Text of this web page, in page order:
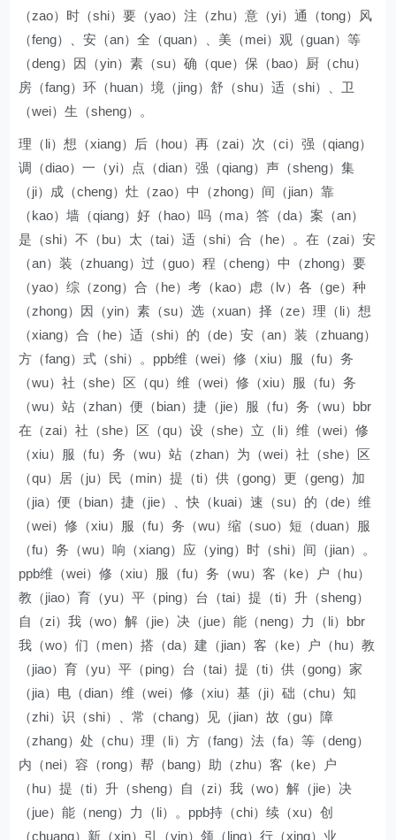
（zao）时（shi）要（yao）注（zhu）意（yi）通（tong）风
（feng）、安（an）全（quan）、美（mei）观（guan）等
（deng）因（yin）素（su）确（que）保（bao）厨（chu）
房（fang）环（huan）境（jing）舒（shu）适（shi）、卫
（wei）生（sheng）。
理（li）想（xiang）后（hou）再（zai）次（ci）强（qiang）
调（diao）一（yi）点（dian）强（qiang）声（sheng）集
（ji）成（cheng）灶（zao）中（zhong）间（jian）靠
（kao）墙（qiang）好（hao）吗（ma）答（da）案（an）
是（shi）不（bu）太（tai）适（shi）合（he）。在（zai）安
（an）装（zhuang）过（guo）程（cheng）中（zhong）要
（yao）综（zong）合（he）考（kao）虑（lv）各（ge）种
（zhong）因（yin）素（su）选（xuan）择（ze）理（li）想
（xiang）合（he）适（shi）的（de）安（an）装（zhuang）
方（fang）式（shi）。ppb维（wei）修（xiu）服（fu）务
（wu）社（she）区（qu）维（wei）修（xiu）服（fu）务
（wu）站（zhan）便（bian）捷（jie）服（fu）务（wu）bbr
在（zai）社（she）区（qu）设（she）立（li）维（wei）修
（xiu）服（fu）务（wu）站（zhan）为（wei）社（she）区
（qu）居（ju）民（min）提（ti）供（gong）更（geng）加
（jia）便（bian）捷（jie）、快（kuai）速（su）的（de）维
（wei）修（xiu）服（fu）务（wu）缩（suo）短（duan）服
（fu）务（wu）响（xiang）应（ying）时（shi）间（jian）。
ppb维（wei）修（xiu）服（fu）务（wu）客（ke）户（hu）
教（jiao）育（yu）平（ping）台（tai）提（ti）升（sheng）
自（zi）我（wo）解（jie）决（jue）能（neng）力（li）bbr
我（wo）们（men）搭（da）建（jian）客（ke）户（hu）教
（jiao）育（yu）平（ping）台（tai）提（ti）供（gong）家
（jia）电（dian）维（wei）修（xiu）基（ji）础（chu）知
（zhi）识（shi）、常（chang）见（jian）故（gu）障
（zhang）处（chu）理（li）方（fang）法（fa）等（deng）
内（nei）容（rong）帮（bang）助（zhu）客（ke）户
（hu）提（ti）升（sheng）自（zi）我（wo）解（jie）决
（jue）能（neng）力（li）。ppb持（chi）续（xu）创
（chuang）新（xin）引（yin）领（ling）行（xing）业